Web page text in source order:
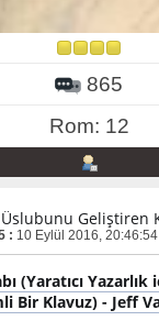
865
Rom: 12
Üslubunu Geliştiren
: 10 Eylül 2016, 20:46:54
(Yaratıcı
Bir Klavuz) - Jeff